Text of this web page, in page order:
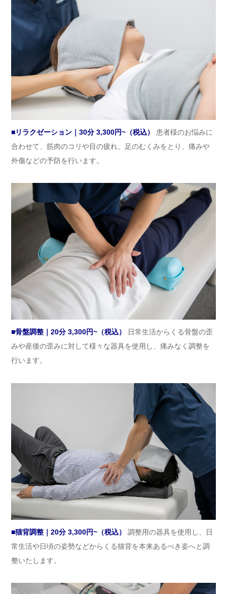
■リラクゼーション｜30分 3,300円~（税込）
患者様のお悩みに
合わせて、筋肉のコリや目の疲れ、足のむくみをとり、痛みや
外傷などの予防を行います。
■骨盤調整｜20分 3,300円~（税込）
日常生活からくる骨盤の歪
みや産後の歪みに対して様々な器具を使用し、痛みなく調整を
行います。
■猫背調整｜20分 3,300円~（税込）
調整用の器具を使用し、日
常生活や日頃の姿勢などからくる猫背を本来あるべき姿へと調
整いたします。